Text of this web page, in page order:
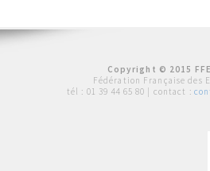
Copyright © 2015
Fédération Française des
tél : 01 39 44 65 80 | contact :